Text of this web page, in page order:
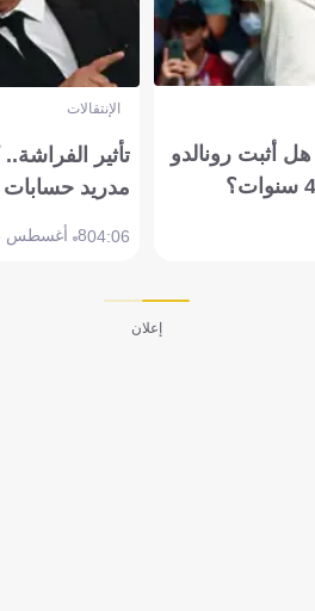
أثبت رونالدو
الإنتقالات
تأثير
مدريد حسابات
04:068 أغسطس 2026
إعلان